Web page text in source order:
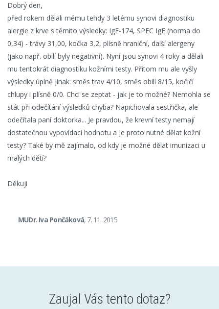
Dobrý den,
před rokem dělali mému tehdy 3 letému synovi diagnostiku
alergie z krve s těmito výsledky: IgE-174, SPEC IgE (norma do
0,34) - trávy 31,00, kočka 3,2, plísně hraniční, další alergeny
(jako např. obilí byly negativní). Nyní jsou synovi 4 roky a dělali
mu tentokrát diagnostiku kožními testy. Přitom mu ale vyšly
výsledky úplně jinak: směs trav 4/10, směs obilí 8/15, kočičí
chlupy i plísně 0/0. Chci se zeptat - jak je to možné? Nemohla se
stát při odečítání výsledků chyba? Napichovala sestřička, ale
odečítala paní doktorka... Je pravdou, že krevní testy nemají
dostatečnou vypovídací hodnotu a je proto nutné dělat kožní
testy? Také by mě zajímalo, od kdy je možné dělat imunizaci u
malých dětí?
Děkuji
MUDr. Iva Pončáková, 7. 11. 2015
Zaujal Vás tento dotaz?